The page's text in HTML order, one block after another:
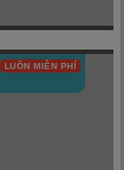
LUÔN MIỄN PHÍ